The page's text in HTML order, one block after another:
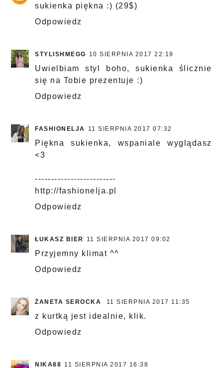
sukienka piękna :) (29$)
Odpowiedz
STYLISHMEGG 10 SIERPNIA 2017 22:19
Uwielbiam styl boho, sukienka ślicznie
się na Tobie prezentuje :)
Odpowiedz
FASHIONELJA 11 SIERPNIA 2017 07:32
Piękna sukienka, wspaniale wyglądasz
<3
-------------------------
http://fashionelja.pl
Odpowiedz
ŁUKASZ BIER 11 SIERPNIA 2017 09:02
Przyjemny klimat ^^
Odpowiedz
ŻANETA SEROCKA 11 SIERPNIA 2017 11:35
z kurtką jest idealnie, klik.
Odpowiedz
NIKA88 11 SIERPNIA 2017 16:38